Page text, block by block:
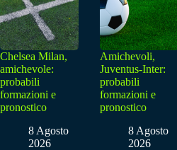
Chelsea Milan,
amichevole:
probabili
formazioni e
pronostico
8 Agosto
2026
Amichevoli,
Juventus-Inter:
probabili
formazioni e
pronostico
8 Agosto
2026